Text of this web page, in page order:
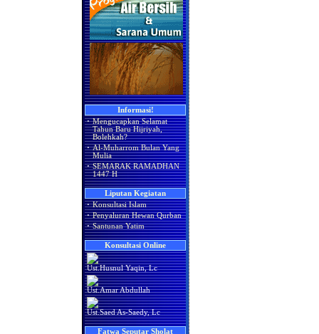
Informasi!
· Mengucapkan Selamat
Tahun Baru Hijriyah,
Bolehkah?
· Al-Muharrom Bulan Yang
Mulia
· SEMARAK RAMADHAN
1447 H
Liputan Kegiatan
· Konsultasi Islam
· Penyaluran Hewan Qurban
· Santunan Yatim
Konsultasi Online
Ust.Husnul Yaqin, Lc
Ust.Amar Abdullah
Ust.Saed As-Saedy, Lc
Fatwa Seputar Sholat